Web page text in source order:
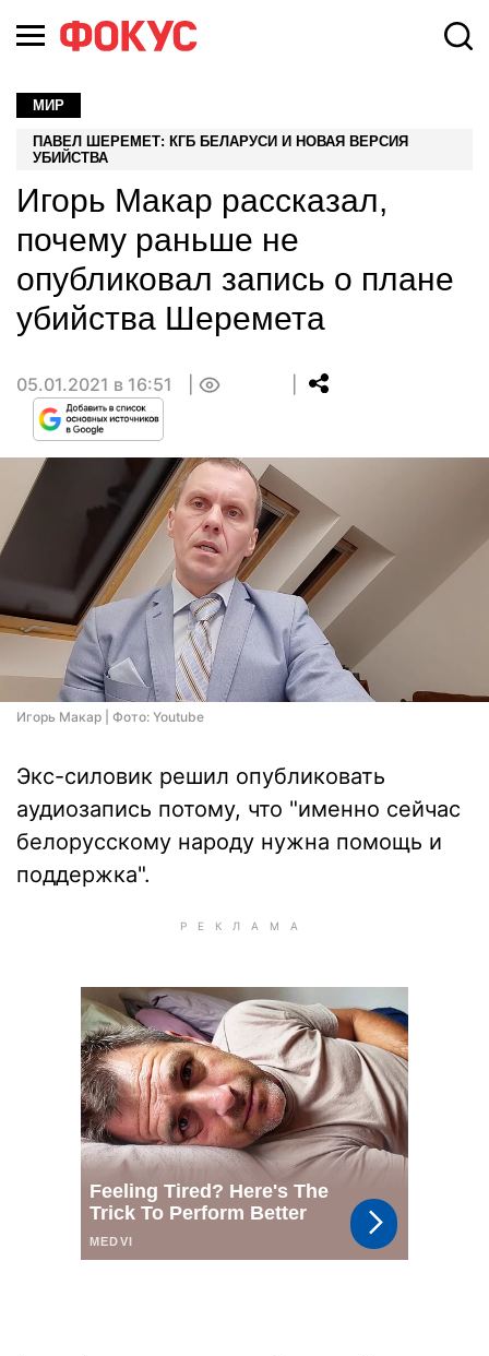
МИР
ПАВЕЛ ШЕРЕМЕТ: КГБ БЕЛАРУСИ И НОВАЯ ВЕРСИЯ
УБИЙСТВА
Игорь Макар рассказал,
почему раньше не
опубликовал запись о плане
убийства Шеремета
05.01.2021 в 16:51
Игорь Макар | Фото: Youtube
Экс-силовик решил опубликовать
аудиозапись потому, что "именно сейчас
белорусскому народу нужна помощь и
поддержка".